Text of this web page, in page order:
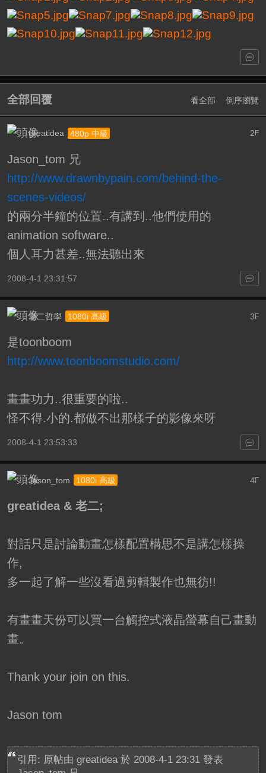
全部回覆 看全部 倒序瀏覽
2 F
greatidea 480p 中級
Jason_tom 兄
http://www.drawnbypain.com/behind-the-
scenes-videos/
的兩分半鐘的位置..有講到..他們使用的
animation software..
個人耳力甚差..無法聽出來
2008-4-1 23:31:57
3F
老二哲學 1080i 高級
是toonboom
http://www.toonboomstudio.com/
畫畫功力..很重要的啦..
怪不得.小的.都做不出那樣子的影像來呀
2008-4-1 23:53:33
4F
Jason_tom 1080i 高級
greatidea & 老二;
對話只是討論動畫怎樣配置構思不是講怎樣操
作,
多一起了解一些沒看過剪輯製作也無彷!!
有畫畫天份可以買一台觸控式液晶螢幕自己畫動
畫。
Thank your join on this.
Jason tom
引用: 原帖由 greatidea於 2008-4-1 23:31 發表